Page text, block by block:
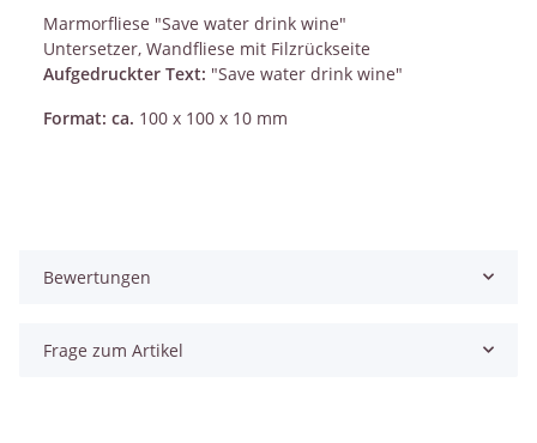
Marmorfliese "Save water drink wine"
Untersetzer, Wandfliese mit Filzrückseite
Aufgedruckter Text: "Save water drink wine"
Format: ca. 100 x 100 x 10 mm
Bewertungen
Frage zum Artikel